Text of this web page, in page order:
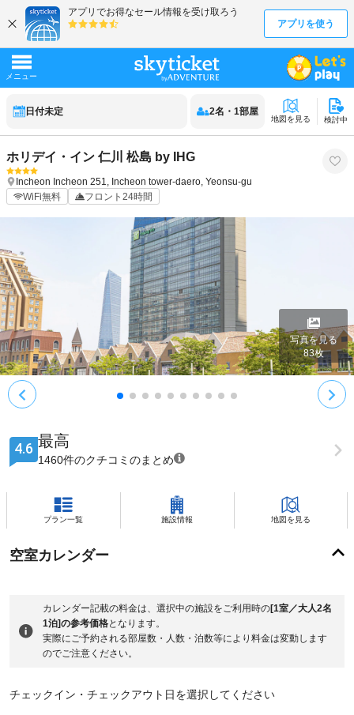
日付未定 2名 ・ 1部屋
地図を見る 検討中
ホリデイ・イン 仁川 松島 by IHG
Incheon Incheon 251, Incheon tower-daero, Yeonsu-gu
WiFi無料
フロント24時間
写真を見る
83枚
4.6 最高
1460件のクチコミのまとめ
プラン一覧 施設情報 地図を見る
空室カレンダー
カレンダー記載の料金は、選択中の施設をご利用時の[1室／大人2名
1泊]の参考価格となります。
実際にご予約される部屋数・人数・泊数等により料金は変動します
のでご注意ください。
チェックイン・チェックアウト日を選択してください